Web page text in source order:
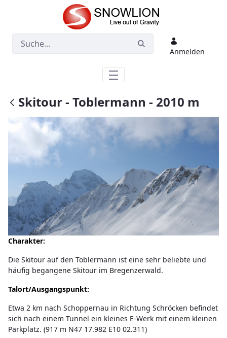
Zum Hauptinhalt springen
Anmelden
Skitour - Toblermann - 2010 m
Charakter:
Die Skitour auf den Toblermann ist eine sehr beliebte und
häufig begangene Skitour im Bregenzerwald.
Talort/Ausgangspunkt:
Etwa 2 km nach Schoppernau in Richtung Schröcken befindet
sich nach einem Tunnel ein kleines E-Werk mit einem kleinen
Parkplatz. (917 m N47 17.982 E10 02.311)